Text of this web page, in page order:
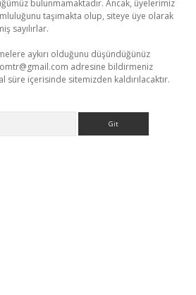
bulunmamaktadır. Ancak, üyelerimiz
taşımakta olup, siteye üye olarak
sayılırlar.
aykırı olduğunu düşündüğünüz
adresine bildirmeniz
süre içerisinde sitemizden kaldırılacaktır.